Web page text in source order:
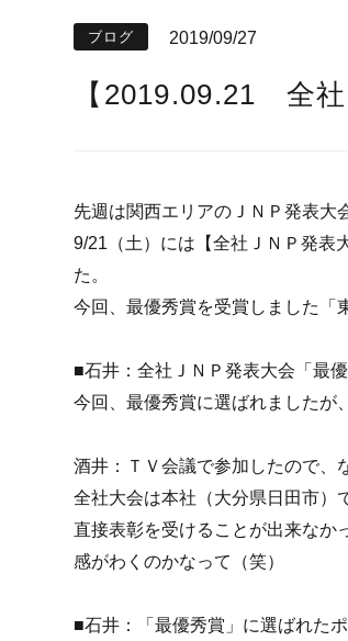
ブログ 2019/09/27
【2019.09.21 全社
先週は関西エリアのＪＮＰ発表大
9/21（土）には【全社ＪＮＰ発表
た。
今回、最優秀賞を受賞しました「
■石井：全社ＪＮＰ発表大会「最
今回、最優秀賞に選ばれましたが
酒井：ＴＶ会議で参加したので、
全社大会は本社（大分県日田市）
直接表彰を受けることが出来なか
感がわくのかなって（笑）
■石井：「最優秀賞」に選ばれた